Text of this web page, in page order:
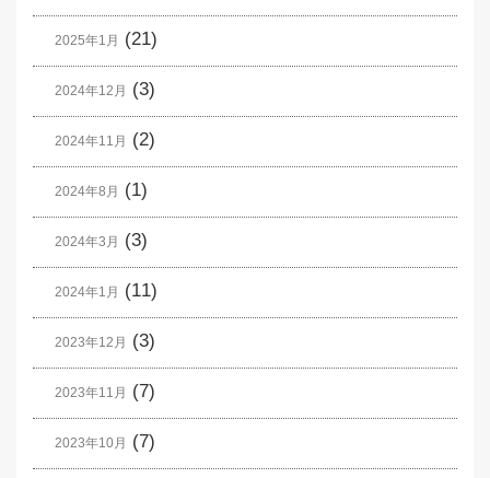
2025年1月 (21)
2024年12月 (3)
2024年11月 (2)
2024年8月 (1)
2024年3月 (3)
2024年1月 (11)
2023年12月 (3)
2023年11月 (7)
2023年10月 (7)